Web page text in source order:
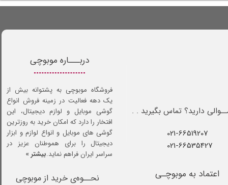
021-66519207​​​​​​​
021-66535427
دارید؟ تماس بگیرید . .
نحــوه‌ی خرید از موبوچی اعتماد به موبوچـی
دربـــاره موبوچی
فروشگاه موبوچی به پشتوانه بیش از
یک دهه فعالیت در زمینه فروش انواع
گوشی موبایل و لوازم دیجیتال، این
افتخار را دارد که امکان خرید به روزترین
گوشی های موبایل و انواع لوازم و ابزار
دیجیتال را برای هموطنان عزیز در
سراسر ایران فراهم نماید.بیشتر »